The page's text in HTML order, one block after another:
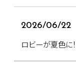
2026/06/22
ロビーが夏色に